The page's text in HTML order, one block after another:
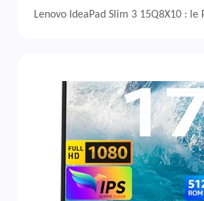
Lenovo IdeaPad Slim 3 15Q8X10 :